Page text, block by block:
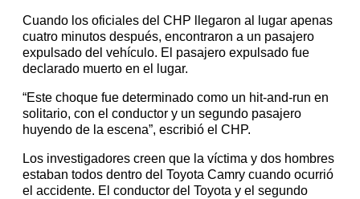
Cuando los oficiales del CHP llegaron al lugar apenas
cuatro minutos después, encontraron a un pasajero
expulsado del vehículo. El pasajero expulsado fue
declarado muerto en el lugar.
“Este choque fue determinado como un hit-and-run en
solitario, con el conductor y un segundo pasajero
huyendo de la escena”, escribió el CHP.
Los investigadores creen que la víctima y dos hombres
estaban todos dentro del Toyota Camry cuando ocurrió
el accidente. El conductor del Toyota y el segundo